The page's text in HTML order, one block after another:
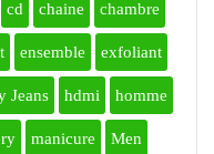
cd chaine chambre
ensemble exfoliant
Jeans hdmi homme
manicure Men